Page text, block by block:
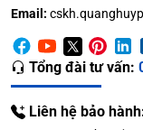
Email:
Tổng đài tư vấn:
Liên hệ bảo